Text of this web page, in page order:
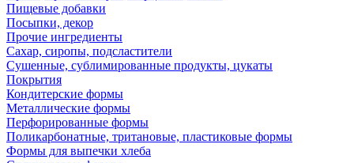
Пищевые добавки
Посыпки, декор
Прочие ингредиенты
Сахар, сиропы, подсластители
Сушенные, сублимированные продукты, цукаты
Покрытия
Кондитерские формы
Металлические формы
Перфорированные формы
Поликарбонатные, тритановые, пластиковые формы
Формы для выпечки хлеба